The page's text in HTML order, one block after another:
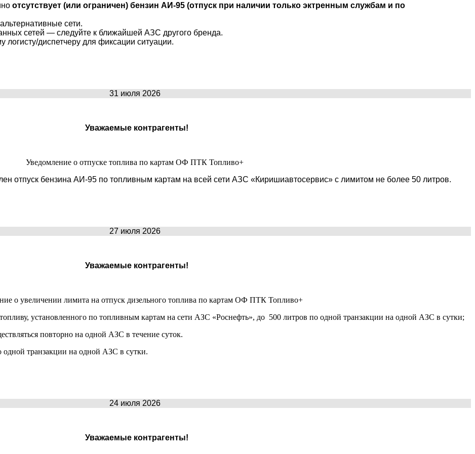
отсутствует (или ограничен) бензин АИ-95 (отпуск при наличии только эктренным службам и по
сети.
сетей — следуйте к ближайшей АЗС другого бренда.
логисту/диспетчеру для фиксации ситуации.
31 июля 2026
Уважаемые контрагенты!
Уведомление о отпуске топлива по картам ОФ ПТК Топливо+
отпуск бензина АИ-95 по топливным картам на всей сети АЗС «Киришиавтосервис» с лимитом не более 50 литров.
27 июля 2026
Уважаемые контрагенты!
о увеличении лимита на отпуск дизельного топлива по картам ОФ ПТК Топливо+
установленного по топливным картам на сети АЗС «Роснефть», до 500 литров по одной транзакции на одной АЗС в сутки;
повторно на одной АЗС в течение суток.
одной транзакции на одной АЗС в сутки.
24 июля 2026
Уважаемые контрагенты!